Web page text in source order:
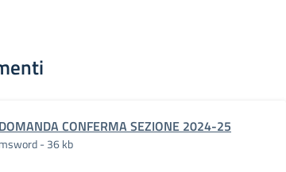
CONFERMA SEZIONE 2024-25
- 36 kb